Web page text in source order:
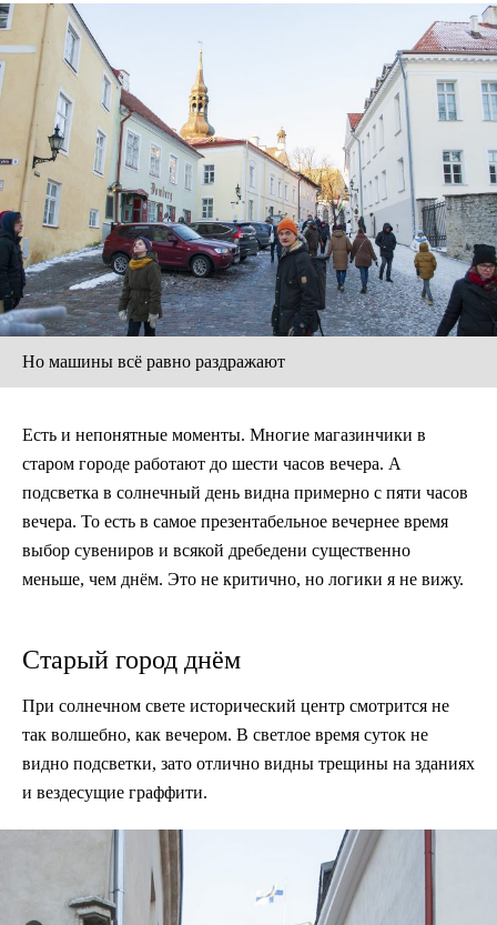
Но машины всё равно раздражают
Есть и непонятные моменты. Многие магазинчики в
старом городе работают до шести часов вечера. А
подсветка в солнечный день видна примерно с пяти часов
вечера. То есть в самое презентабельное вечернее время
выбор сувениров и всякой дребедени существенно
меньше, чем днём. Это не критично, но логики я не вижу.
Старый город днём
При солнечном свете исторический центр смотрится не
так волшебно, как вечером. В светлое время суток не
видно подсветки, зато отлично видны трещины на зданиях
и вездесущие граффити.